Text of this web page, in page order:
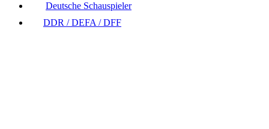
Deutsche Schauspieler
DDR / DEFA / DFF